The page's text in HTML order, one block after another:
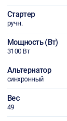
Стартер
ручн.
Мощность (Вт)
3100 Вт
Альтернатор
синхронный
Вес
49